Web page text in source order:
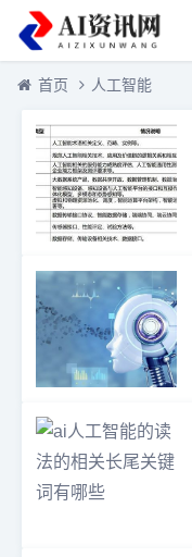
首页 人工智能